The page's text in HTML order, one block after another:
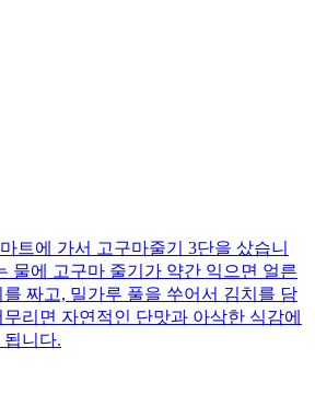
트에 가서 고구마줄기 3단을 샀습니
물에 고구마 줄기가 약간 익으면 얼른
짜고, 밀가루 풀을 쑤어서 김치를 담
리면 자연적인 단맛과 아삭한 식감에
니다.